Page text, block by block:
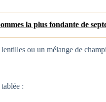
la plus fondante de
ou un mélange de
: